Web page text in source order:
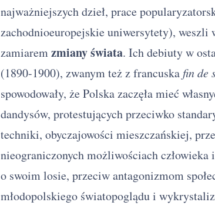
najważniejszych dzieł, prace
zachodnioeuropejskie uniwersytety), weszli
zamiaremzmiany świata. Ich debiuty w
(1890-1900), zwanym też z francuska fin de
spowodowały, że Polska zaczęła mieć
dandysów, protestujących przeciwko
techniki, obyczajowości mieszczańskiej,
nieograniczonych możliwościach
o swoim losie, przeciw antagonizmom
młodopolskiego światopoglądu i